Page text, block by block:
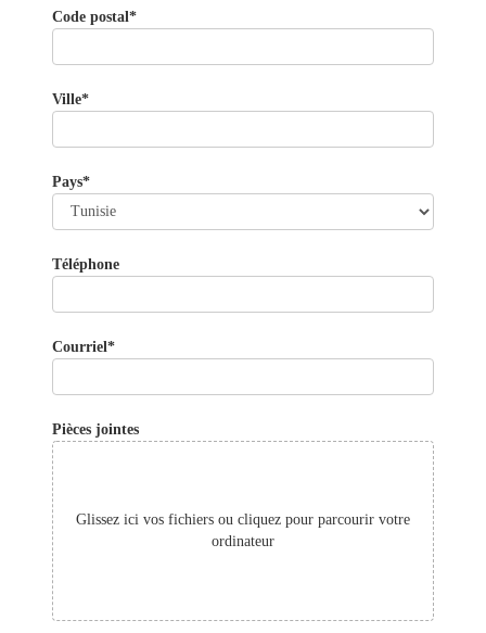
Code postal*
Ville*
Pays*
Téléphone
Courriel*
Pièces jointes
Glissez ici vos fichiers ou cliquez pour parcourir votre
ordinateur